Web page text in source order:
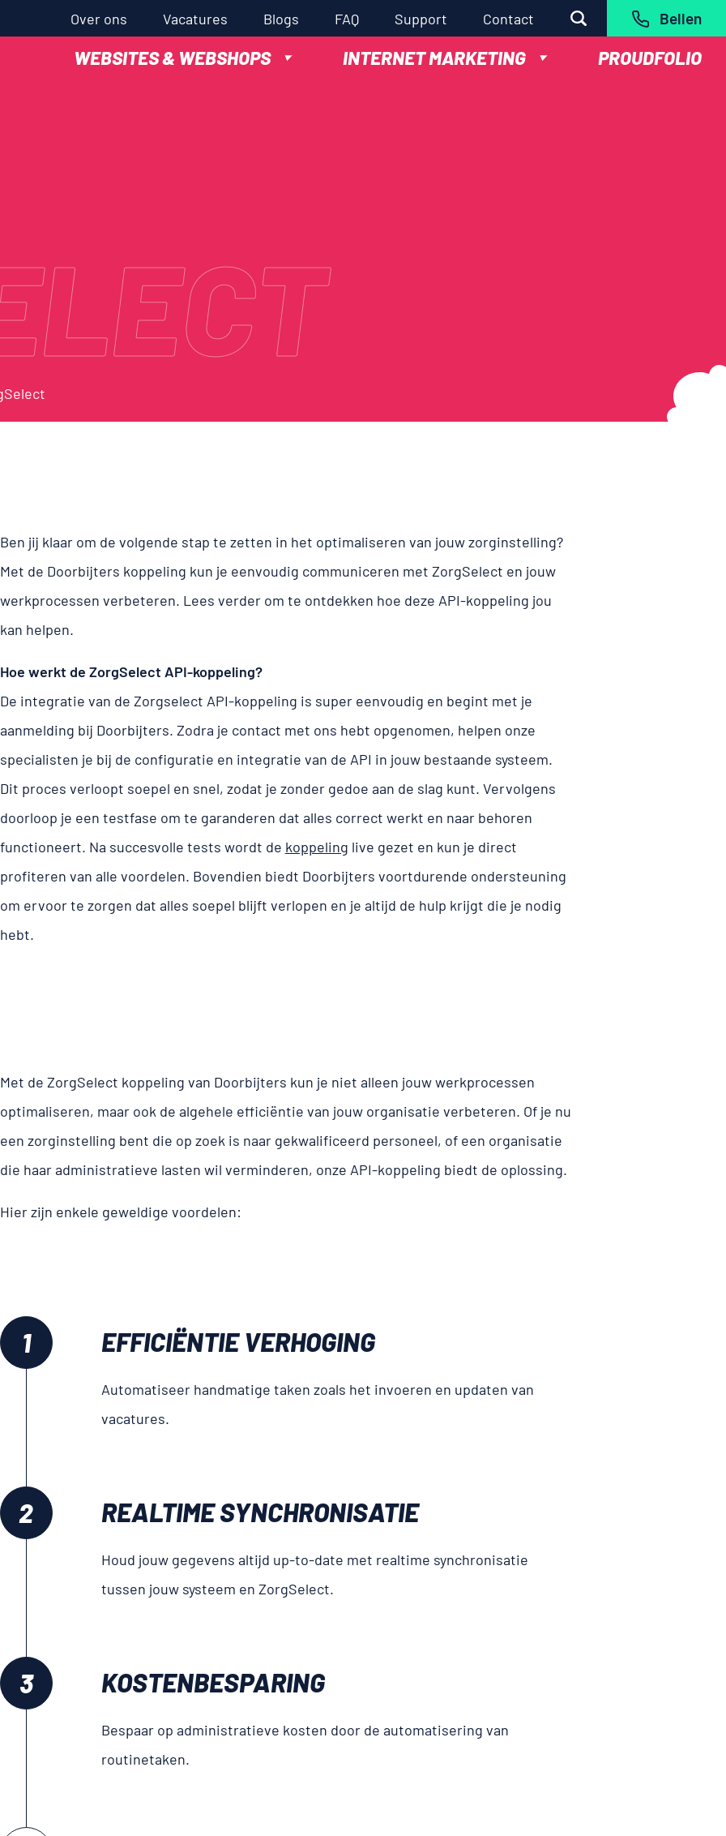
Over ons Vacatures Blogs FAQ Support Contact Bellen
WEBSITES & WEBSHOPS INTERNET MARKETING PROUDFOLIO
Ben jij klaar om de volgende stap te zetten in het optimaliseren van jouw zorginstelling?
Met de Doorbijters koppeling kun je eenvoudig communiceren met ZorgSelect en jouw
werkprocessen verbeteren. Lees verder om te ontdekken hoe deze API-koppeling jou
kan helpen.
Hoe werkt de ZorgSelect API-koppeling?
De integratie van de Zorgselect API-koppeling is super eenvoudig en begint met je
aanmelding bij Doorbijters. Zodra je contact met ons hebt opgenomen, helpen onze
specialisten je bij de configuratie en integratie van de API in jouw bestaande systeem.
Dit proces verloopt soepel en snel, zodat je zonder gedoe aan de slag kunt. Vervolgens
doorloop je een testfase om te garanderen dat alles correct werkt en naar behoren
functioneert. Na succesvolle tests wordt de koppeling live gezet en kun je direct
profiteren van alle voordelen. Bovendien biedt Doorbijters voortdurende ondersteuning
om ervoor te zorgen dat alles soepel blijft verlopen en je altijd de hulp krijgt die je nodig
hebt.
Met de ZorgSelect koppeling van Doorbijters kun je niet alleen jouw werkprocessen
optimaliseren, maar ook de algehele efficiëntie van jouw organisatie verbeteren. Of je nu
een zorginstelling bent die op zoek is naar gekwalificeerd personeel, of een organisatie
die haar administratieve lasten wil verminderen, onze API-koppeling biedt de oplossing.
Hier zijn enkele geweldige voordelen:
EFFICIËNTIE VERHOGING
Automatiseer handmatige taken zoals het invoeren en updaten van
vacatures.
REALTIME SYN­CHRONISATIE
Houd jouw gegevens altijd up-to-date met realtime synchronisatie
tussen jouw systeem en ZorgSelect.
KOSTEN­BESPARING
Bespaar op administratieve kosten door de automatisering van
routinetaken.